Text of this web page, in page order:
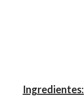
Ingredientes: